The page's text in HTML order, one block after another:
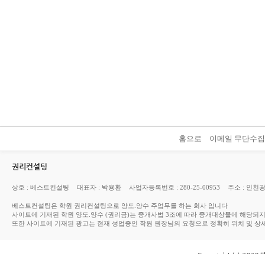
홈으로 이메일 무단수
권리컨설팅
상호 : 베스트컨설팅 대표자 : 박용환 사업자등록번호 : 280-25-00953 주소 : 인천
베스트컨설팅은 학원 권리컨설팅으로 양도.양수 주업무를 하는 회사 입니다
사이트에 기재된 학원 양도.양수 (권리금)는 중개사법 3조에 따라 중개대상물에 해당되
또한 사이트에 기재된 광고는 현재 성업중인 학원 원장님의 요청으로 정확히 위치 및